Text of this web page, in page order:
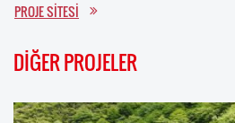
PROJE SİTESİ
DİĞER PROJELER